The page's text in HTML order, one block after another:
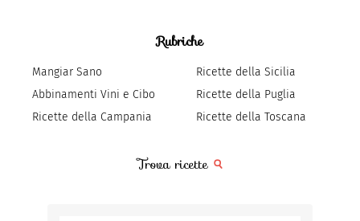
Rubriche
Mangiar Sano
Abbinamenti Vini e Cibo
Ricette della Campania
Ricette della Sicilia
Ricette della Puglia
Ricette della Toscana
Trova ricette